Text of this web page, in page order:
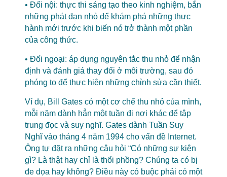
• Đối nội: thực thi sáng tạo theo kinh nghiệm, bắn
những phát đạn nhỏ để khám phá những thực
hành mới trước khi biến nó trở thành một phần
của công thức.
• Đối ngoại: áp dụng nguyên tắc thu nhỏ để nhận
định và đánh giá thay đổi ở môi trường, sau đó
phóng to để thực hiện những chỉnh sửa cần thiết.
Ví dụ, Bill Gates có một cơ chế thu nhỏ của mình,
mỗi năm dành hẳn một tuần đi nơi khác để tập
trung đọc và suy nghĩ. Gates dành Tuần Suy
Nghĩ vào tháng 4 năm 1994 cho vấn đề Internet.
Ông tự đặt ra những câu hỏi “Có những sự kiện
gì? Là thật hay chỉ là thổi phồng? Chúng ta có bị
đe dọa hay không? Điều này có buộc phải có một